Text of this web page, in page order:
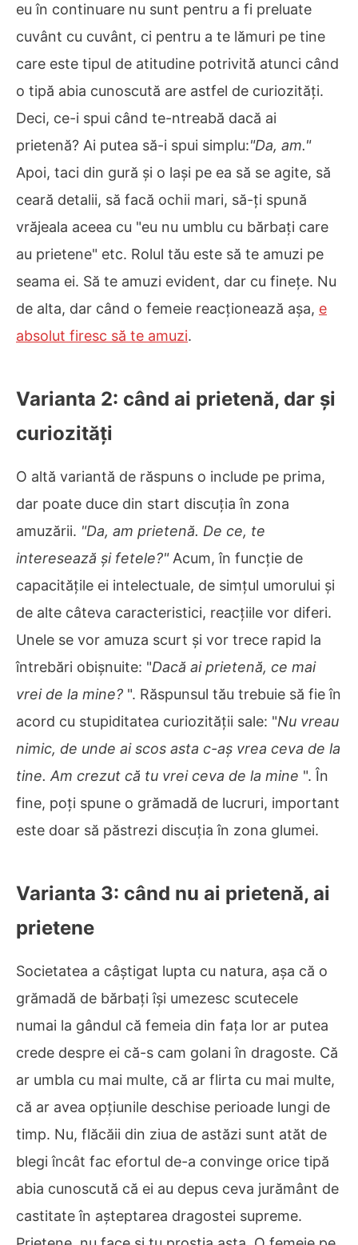
eu în continuare nu sunt pentru a fi preluate
cuvânt cu cuvânt, ci pentru a te lămuri pe tine
care este tipul de atitudine potrivită atunci când
o tipă abia cunoscută are astfel de curiozități.
Deci, ce-i spui când te-ntreabă dacă ai
prietenă? Ai putea să-i spui simplu:"Da, am."
Apoi, taci din gură și o lași pe ea să se agite, să
ceară detalii, să facă ochii mari, să-ți spună
vrăjeala aceea cu "eu nu umblu cu bărbați care
au prietene" etc. Rolul tău este să te amuzi pe
seama ei. Să te amuzi evident, dar cu finețe. Nu
de alta, dar când o femeie reacționează așa, e
absolut firesc să te amuzi.
Varianta 2: când ai prietenă, dar și
curiozități
O altă variantă de răspuns o include pe prima,
dar poate duce din start discuția în zona
amuzării. "Da, am prietenă. De ce, te
interesează și fetele?"Acum, în funcție de
capacitățile ei intelectuale, de simțul umorului și
de alte câteva caracteristici, reacțiile vor diferi.
Unele se vor amuza scurt și vor trece rapid la
întrebări obișnuite: "Dacă ai prietenă, ce mai
vrei de la mine? ". Răspunsul tău trebuie să fie în
acord cu stupiditatea curiozității sale: "Nu vreau
nimic, de unde ai scos asta c-aș vrea ceva de la
tine. Am crezut că tu vrei ceva de la mine ". În
fine, poți spune o grămadă de lucruri, important
este doar să păstrezi discuția în zona glumei.
Varianta 3: când nu ai prietenă, ai
prietene
Societatea a câștigat lupta cu natura, așa că o
grămadă de bărbați își umezesc scutecele
numai la gândul că femeia din fața lor ar putea
crede despre ei că-s cam golani în dragoste. Că
ar umbla cu mai multe, că ar flirta cu mai multe,
că ar avea opțiunile deschise perioade lungi de
timp. Nu, flăcăii din ziua de astăzi sunt atăt de
blegi încât fac efortul de-a convinge orice tipă
abia cunoscută că ei au depus ceva jurământ de
castitate în așteptarea dragostei supreme.